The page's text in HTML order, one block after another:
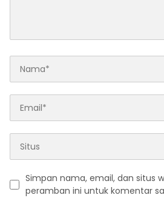
Simpan nama, email, dan situs
peramban ini untuk komentar